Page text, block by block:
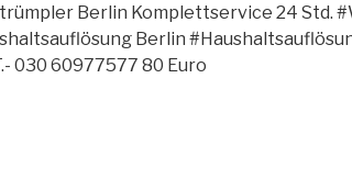
Berlin Komplettservice 24 Std.
Berlin
030 60977577 80 Euro